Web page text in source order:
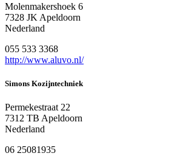
Molenmakershoek 6
7328 JK Apeldoorn
Nederland
055 533 3368
http://www.aluvo.nl/
Simons Kozijntechniek
Permekestraat 22
7312 TB Apeldoorn
Nederland
06 25081935